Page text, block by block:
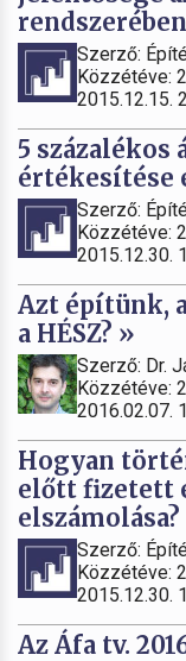
Szerző:
Közzétéve:
2015.12.15.
5
értékesítése
Szerző:
Közzétéve:
2015.12.30.
Azt építünk,
a HÉSZ? »
Szerző: Dr.
Közzétéve:
2016.02.07.
Hogyan
előtt fizetett
elszámolása?
Szerző:
Közzétéve:
2015.12.30.
Az Áfa tv.